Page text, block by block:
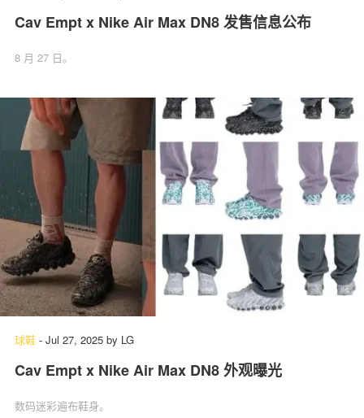
Cav Empt x Nike Air Max DN8 发售信息公布
8 月 27 日。
球鞋 - Jul 27, 2025 by LG
Cav Empt x Nike Air Max DN8 外观曝光
数码迷彩遍布鞋身。